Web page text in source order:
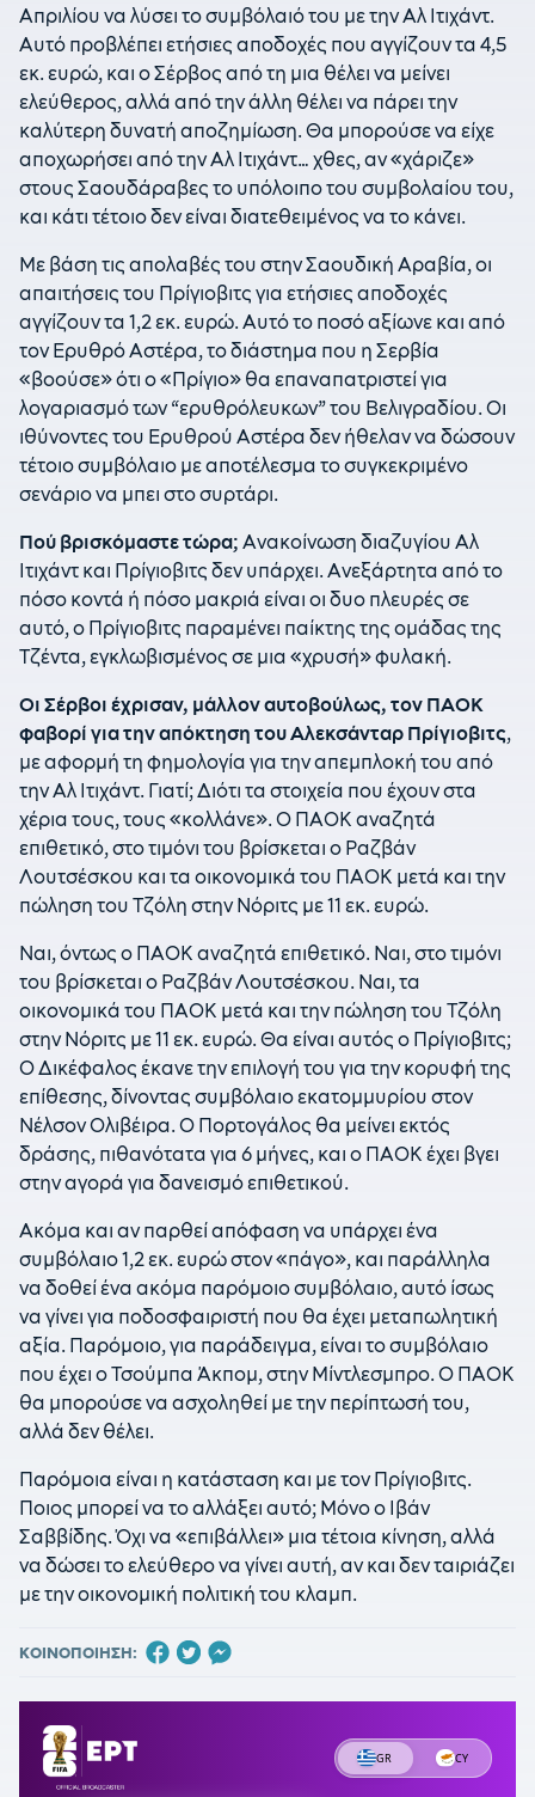
Απριλίου να λύσει το συμβόλαιό του με την Αλ Ιτιχάντ.
Αυτό προβλέπει ετήσιες αποδοχές που αγγίζουν τα 4,5
εκ. ευρώ, και ο Σέρβος από τη μια θέλει να μείνει
ελεύθερος, αλλά από την άλλη θέλει να πάρει την
καλύτερη δυνατή αποζημίωση. Θα μπορούσε να είχε
αποχωρήσει από την Αλ Ιτιχάντ… χθες, αν «χάριζε»
στους Σαουδάραβες το υπόλοιπο του συμβολαίου του,
και κάτι τέτοιο δεν είναι διατεθειμένος να το κάνει.
Με βάση τις απολαβές του στην Σαουδική Αραβία, οι
απαιτήσεις του Πρίγιοβιτς για ετήσιες αποδοχές
αγγίζουν τα 1,2 εκ. ευρώ. Αυτό το ποσό αξίωνε και από
τον Ερυθρό Αστέρα, το διάστημα που η Σερβία
«βοούσε» ότι ο «Πρίγιο» θα επαναπατριστεί για
λογαριασμό των “ερυθρόλευκων” του Βελιγραδίου. Οι
ιθύνοντες του Ερυθρού Αστέρα δεν ήθελαν να δώσουν
τέτοιο συμβόλαιο με αποτέλεσμα το συγκεκριμένο
σενάριο να μπει στο συρτάρι.
Πού βρισκόμαστε τώρα; Ανακοίνωση διαζυγίου Αλ
Ιτιχάντ και Πρίγιοβιτς δεν υπάρχει. Ανεξάρτητα από το
πόσο κοντά ή πόσο μακριά είναι οι δυο πλευρές σε
αυτό, ο Πρίγιοβιτς παραμένει παίκτης της ομάδας της
Τζέντα, εγκλωβισμένος σε μια «χρυσή» φυλακή.
Οι Σέρβοι έχρισαν, μάλλον αυτοβούλως, τον ΠΑΟΚ
φαβορί για την απόκτηση του Αλεκσάνταρ Πρίγιοβιτς,
με αφορμή τη φημολογία για την απεμπλοκή του από
την Αλ Ιτιχάντ. Γιατί; Διότι τα στοιχεία που έχουν στα
χέρια τους, τους «κολλάνε». Ο ΠΑΟΚ αναζητά
επιθετικό, στο τιμόνι του βρίσκεται ο Ραζβάν
Λουτσέσκου και τα οικονομικά του ΠΑΟΚ μετά και την
πώληση του Τζόλη στην Νόριτς με 11 εκ. ευρώ.
Ναι, όντως ο ΠΑΟΚ αναζητά επιθετικό. Ναι, στο τιμόνι
του βρίσκεται ο Ραζβάν Λουτσέσκου. Ναι, τα
οικονομικά του ΠΑΟΚ μετά και την πώληση του Τζόλη
στην Νόριτς με 11 εκ. ευρώ. Θα είναι αυτός ο Πρίγιοβιτς;
Ο Δικέφαλος έκανε την επιλογή του για την κορυφή της
επίθεσης, δίνοντας συμβόλαιο εκατομμυρίου στον
Νέλσον Ολιβέιρα. Ο Πορτογάλος θα μείνει εκτός
δράσης, πιθανότατα για 6 μήνες, και ο ΠΑΟΚ έχει βγει
στην αγορά για δανεισμό επιθετικού.
Ακόμα και αν παρθεί απόφαση να υπάρχει ένα
συμβόλαιο 1,2 εκ. ευρώ στον «πάγο», και παράλληλα
να δοθεί ένα ακόμα παρόμοιο συμβόλαιο, αυτό ίσως
να γίνει για ποδοσφαιριστή που θα έχει μεταπωλητική
αξία. Παρόμοιο, για παράδειγμα, είναι το συμβόλαιο
που έχει ο Τσούμπα Άκπομ, στην Μίντλεσμπρο. Ο ΠΑΟΚ
θα μπορούσε να ασχοληθεί με την περίπτωσή του,
αλλά δεν θέλει.
Παρόμοια είναι η κατάσταση και με τον Πρίγιοβιτς.
Ποιος μπορεί να το αλλάξει αυτό; Μόνο ο Ιβάν
Σαββίδης. Όχι να «επιβάλλει» μια τέτοια κίνηση, αλλά
να δώσει το ελεύθερο να γίνει αυτή, αν και δεν ταιριάζει
με την οικονομική πολιτική του κλαμπ.
ΚΟΙΝΟΠΟΙΗΣΗ: